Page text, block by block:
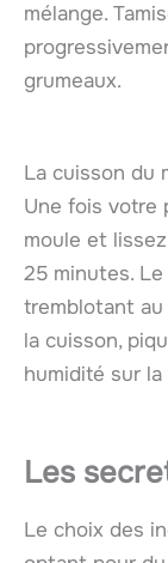
mélange.
grumeaux.
La cuisson du
Une fois votre
moule et
25 minutes.
tremblotant
la cuisson,
humidité sur la
Les
Le choix des